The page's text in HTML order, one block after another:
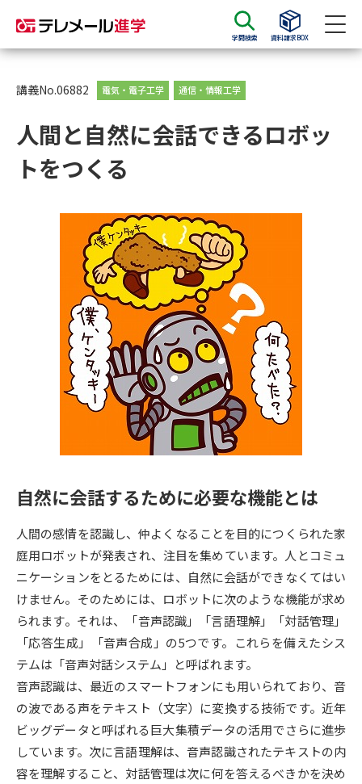
学問検索 資料請求BOX
資料請求 資料検索
大学・短大の資料種類から請求
総合型選抜・学校推薦型選抜 募
大学入学共通テスト利用選抜の
募集要項＆願書
大学・短大以外の資料から請求
専門学校の資料請求 大学院の資料請求
留学・進学関連、塾・予備校
大学入学共通テスト「受験案
内」の請求
大学入学共通テスト「受験上の
配慮案内」の請求
高等学校卒業程度認定試験
幼稚園教員資格認定試験 小学校教員資格認定試験
高等学校（情報）教員資格認定
試験
大学研究 大学検索
大学で学べる内容や特徴を調べる
新増設大学・学部・学科特集
国際・グローバルに強い大学特
データサイエンス特集 奨学金・特待生制度特集
講義No.06882 電気・電子工学 通信・情報工学
人間と自然に会話できるロボッ
トをつくる
自然に会話するために必要な機能とは
人間の感情を認識し、仲よくなることを目的につくられた家
庭用ロボットが発表され、注目を集めています。人とコミュ
ニケーションをとるためには、自然に会話ができなくてはい
けません。そのためには、ロボットに次のような機能が求め
られます。それは、「音声認識」「言語理解」「対話管理」
「応答生成」「音声合成」の5つです。これらを備えたシス
テムは「音声対話システム」と呼ばれます。
音声認識は、最近のスマートフォンにも用いられており、音
の波である声をテキスト（文字）に変換する技術です。近年
ビッグデータと呼ばれる巨大集積データの活用でさらに進歩
しています。次に言語理解は、音声認識されたテキストの内
容を理解すること、対話管理は次に何を答えるべきかを決め